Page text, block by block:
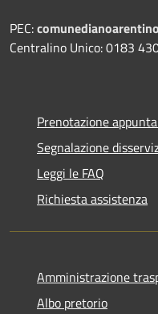
PEC:
Centralino Unico: 0183
Prenotazione
Segnalazione
Leggi le FAQ
Richiesta assistenza
Amministrazione
Albo pretorio